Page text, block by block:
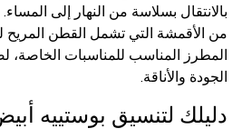
بالانتقال بسلاسة من النهار إلى
من الأقمشة التي تشمل القطن المريح
المطرز المناسب للمناسبات
الجودة والأناقة.
دليلك لتنسيق بوستييه